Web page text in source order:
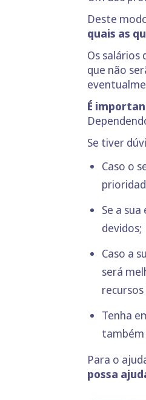
Deste
quais as
Os
que não
É
Se tiver
Caso o
Se a
devidos;
Caso a
será
Tenha
também
Para o
possa